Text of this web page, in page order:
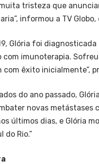
muita tristeza que
informou a TV
Glória foi
com imunoterapia.
com êxito inicialmente”,
do ano passado,
novas
últimos dias, e Glória
do Rio.”